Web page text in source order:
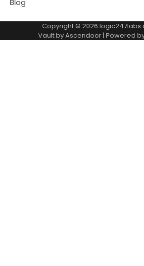
Blog
Copyright © 2026
Vault byAscendoor| Powered